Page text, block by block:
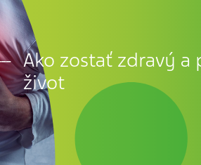
Ako zostať zdravý
život